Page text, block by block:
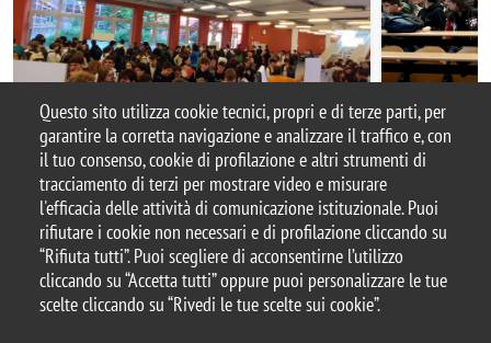
Questo sito utilizza cookie tecnici, propri e di terze parti, per
garantire la corretta navigazione e analizzare il traffico e, con
il tuo consenso, cookie di profilazione e altri strumenti di
tracciamento di terzi per mostrare video e misurare
l'efficacia delle attività di comunicazione istituzionale. Puoi
rifiutare i cookie non necessari e di profilazione cliccando su
“Rifiuta tutti”. Puoi scegliere di acconsentirne l’utilizzo
cliccando su “Accetta tutti” oppure puoi personalizzare le tue
scelte cliccando su “Rivedi le tue scelte sui cookie”.
© 2026 Università degli Studi di Milano-Bicocca
Piazza dell'Ateneo Nuovo, 1 - 20126, Milano
Casella PEC:ateneo.bicocca@pec.unimib.it
P.I. 12621570154 |
redazioneweb.matapp@unimib.it